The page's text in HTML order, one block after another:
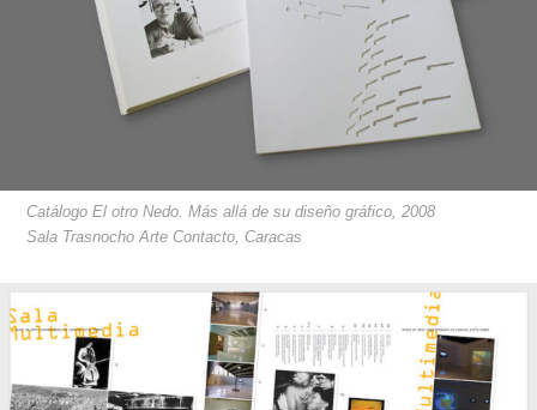
Catálogo El otro Nedo. Más allá de su diseño gráfico, 2008
Sala Trasnocho Arte Contacto, Caracas